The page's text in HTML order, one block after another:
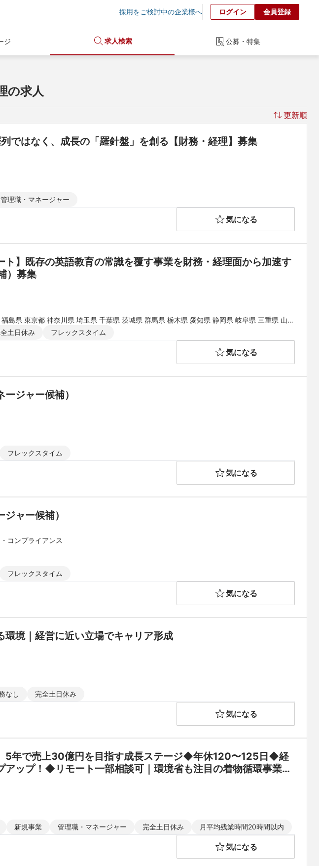
採用をご検討中の企業様へ ログイン 会員登録
ジ 求人検索 公募・特集
の求人
更新順
ではなく、成長の「羅針盤」を創る【財務・経理】募集
管理職・マネージャー
気になる
ト】既存の英語教育の常識を覆す事業を財務・経理面から加速す
）募集
島県 東京都 神奈川県 埼玉県 千葉県 茨城県 群馬県 栃木県 愛知県 静岡県 岐阜県 三重県 山梨
京都府 兵庫県 滋賀県 奈良県 和歌山県 鳥取県 島根県 岡山県 広島県 山口県 徳島県 香川県
分県 宮崎県 鹿児島県 沖縄県
土日休み フレックスタイム
気になる
ジャー候補）
フレックスタイム
気になる
ャー候補）
コンプライアンス
フレックスタイム
気になる
環境｜経営に近い立場でキャリア形成
なし 完全土日休み
気になる
5年で売上30億円を目指す成長ステージ◆年休120〜125日◆経
アップ！◆リモート一部相談可｜環境省も注目の着物循環事業｜
新規事業 管理職・マネージャー 完全土日休み 月平均残業時間20時間以内
気になる